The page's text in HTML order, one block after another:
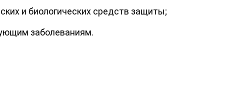
и биологических средств защиты;
заболеваниям.